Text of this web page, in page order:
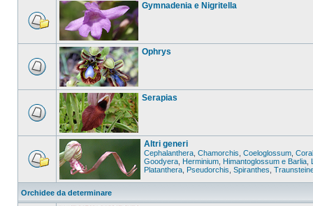
Gymnadenia e Nigritella
Ophrys
Serapias
Altri generi
Cephalanthera Chamorchis Coeloglossum
Goodyera Herminium Himantoglossum e Barlia
Platanthera Pseudorchis Spiranthes
Orchidee da determinare